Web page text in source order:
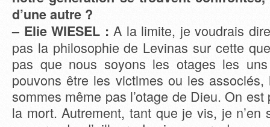
d’une autre ?
– Elie WIESEL : A la limite, je voudrais
pas la philosophie de Levinas sur cette
pas que nous soyons les otages les
pouvons être les victimes ou les
sommes même pas l’otage de Dieu. On est
la mort. Autrement, tant que je vis, je n’en